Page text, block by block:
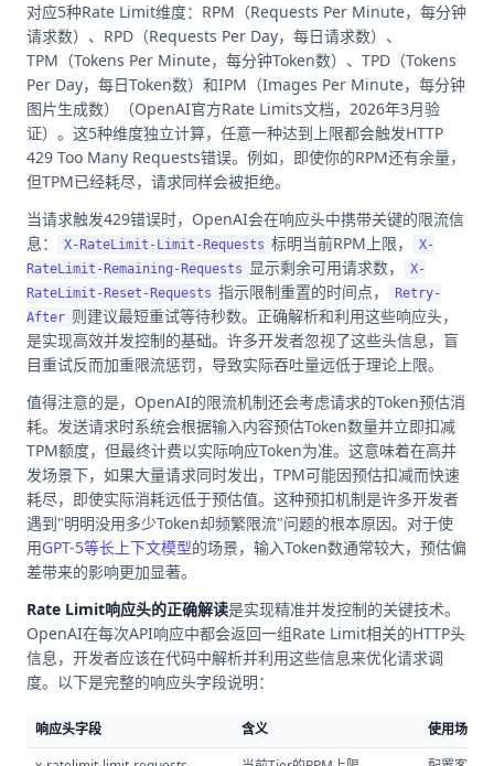
对应5种Rate Limit维度：RPM（Requests Per Minute，每分钟
请求数）、RPD（Requests Per Day，每日请求数）、
TPM（Tokens Per Minute，每分钟Token数）、TPD（Tokens
Per Day，每日Token数）和IPM（Images Per Minute，每分钟
图片生成数）（OpenAI官方Rate Limits文档，2026年3月验
证）。这5种维度独立计算，任意一种达到上限都会触发HTTP
429 Too Many Requests错误。例如，即使你的RPM还有余量，
但TPM已经耗尽，请求同样会被拒绝。
当请求触发429错误时，OpenAI会在响应头中携带关键的限流信
息：
X-RateLimit-Limit-Requests 标明当前RPM上限，
X-
RateLimit-Remaining-Requests
显示剩余可用请求数，
X-
RateLimit-Reset-Requests 指示限制重置的时间点，
Retry-
After 则建议最短重试等待秒数。正确解析和利用这些响应头，
是实现高效并发控制的基础。许多开发者忽视了这些头信息，盲
目重试反而加重限流惩罚，导致实际吞吐量远低于理论上限。
值得注意的是，OpenAI的限流机制还会考虑请求的Token预估消
耗。发送请求时系统会根据输入内容预估Token数量并立即扣减
TPM额度，但最终计费以实际响应Token为准。这意味着在高并
发场景下，如果大量请求同时发出，TPM可能因预估扣减而快速
耗尽，即使实际消耗远低于预估值。这种预扣机制是许多开发者
遇到"明明没用多少Token却频繁限流"问题的根本原因。对于使
用GPT-5等长上下文模型的场景，输入Token数通常较大，预估偏
差带来的影响更加显著。
Rate Limit响应头的正确解读是实现精准并发控制的关键技术。
OpenAI在每次API响应中都会返回一组Rate Limit相关的HTTP头
信息，开发者应该在代码中解析并利用这些信息来优化请求调
度。以下是完整的响应头字段说明：
响应头字段 含义
使用场景